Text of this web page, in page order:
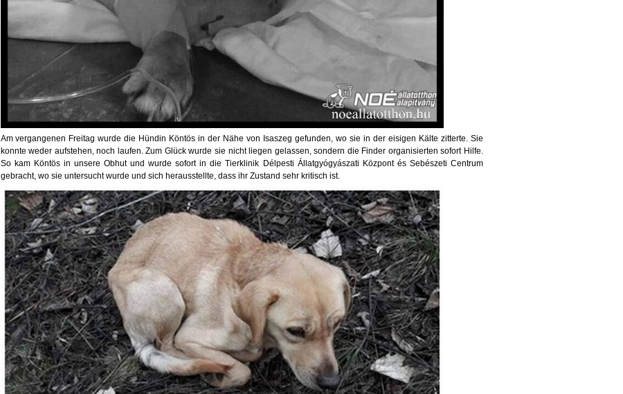
Am vergangenen Freitag wurde die Hündin Köntös in der Nähe von Isaszeg gefunden, wo sie in der eisigen Kälte zitterte. Sie
konnte weder aufstehen, noch laufen.Zum Glück wurde sie nicht liegen gelassen, sondern die Finder organisierten sofort Hilfe.
So kam Köntös in unsere Obhut und wurde sofort in die Tierklinik Délpesti Állatgyógyászati Központ és Sebészeti Centrum
gebracht, wo sie untersucht wurde und sich herausstellte, dass ihr Zustand sehr kritisch ist.